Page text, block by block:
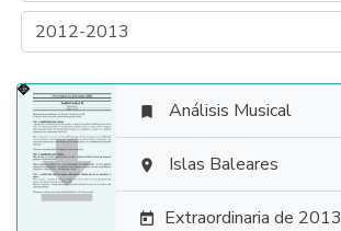

 Análisis Musical
 Islas Baleares
 Extraordinaria de 2013